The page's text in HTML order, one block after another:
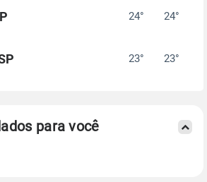
24° 24°
23° 23°
para você